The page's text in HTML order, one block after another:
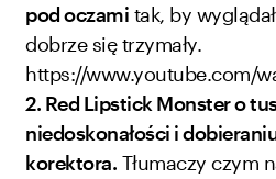
pod oczami tak, by
dobrze się trzymały.
https://www.youtube.com/
2. Red Lipstick Monster o
niedoskonałości i
korektora. Tłumaczy czym